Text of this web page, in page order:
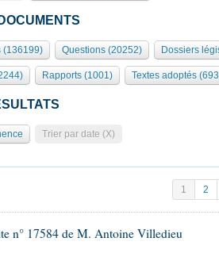
(136199) Questions (20252) Dossiers
Rapports (1001) Textes adoptés
Trier par date (X)
1 2
n° 17584 de M. Antoine Villedieu